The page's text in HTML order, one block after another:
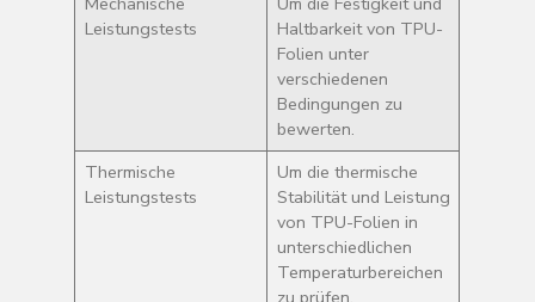
Leistungstests
Haltbarkeit von TPU-
Folien unter
verschiedenen
Bedingungen zu
bewerten.
Thermische
Leistungstests
Um die thermische
Stabilität und Leistung
von TPU-Folien in
unterschiedlichen
Temperaturbereichen
zu prüfen.